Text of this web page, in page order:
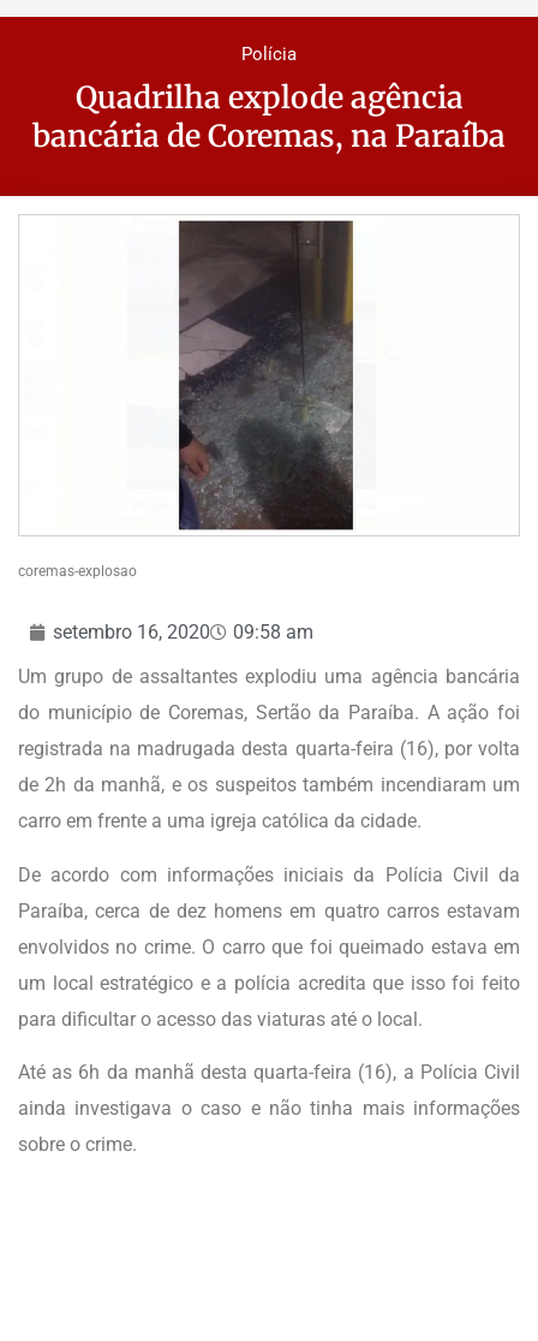
Polícia
Quadrilha explode agência
bancária de Coremas, na Paraíba
coremas-explosao
setembro 16, 2020
09:58 am
Um grupo de assaltantes explodiu uma agência bancária
do município de Coremas, Sertão da Paraíba. A ação foi
registrada na madrugada desta quarta-feira (16), por volta
de 2h da manhã, e os suspeitos também incendiaram um
carro em frente a uma igreja católica da cidade.
De acordo com informações iniciais da Polícia Civil da
Paraíba, cerca de dez homens em quatro carros estavam
envolvidos no crime. O carro que foi queimado estava em
um local estratégico e a polícia acredita que isso foi feito
para dificultar o acesso das viaturas até o local.
Até as 6h da manhã desta quarta-feira (16), a Polícia Civil
ainda investigava o caso e não tinha mais informações
sobre o crime.